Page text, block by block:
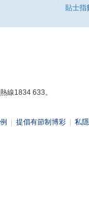
貼士指
線1834 633。
提倡有節制博彩 私